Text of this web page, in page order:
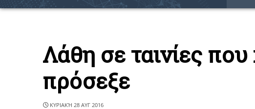
Λάθη σε ταινίες που
πρόσεξε
ΚΥΡΙΑΚΉ 28 ΑΥΓ 2016